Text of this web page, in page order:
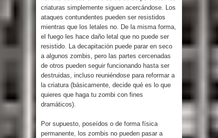
criaturas simplemente siguen acercándose. Los
ataques contundentes pueden ser resistidos
mientras que los letales no. De la misma forma,
el fuego les hace daño letal que no puede ser
resistido. La decapitación puede parar en seco
a algunos zombis, pero las partes cercenadas
de otros pueden seguir funcionando hasta ser
destruidas, incluso reuniéndose para reformar a
la criatura (básicamente, decide qué es lo que
quieres que haga tu zombi con fines
dramáticos).
Por supuesto, poseídos o de forma física
permanente, los zombis no pueden pasar a